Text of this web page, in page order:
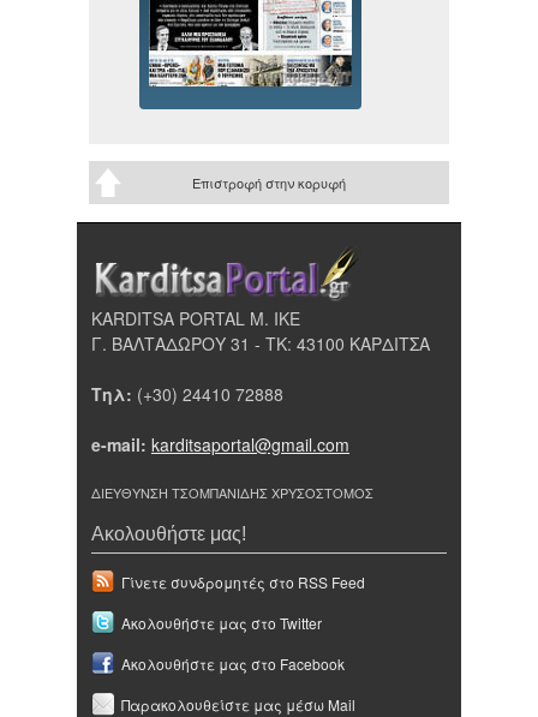
Επιστροφή στην κορυφή
KARDITSA PORTAL Μ. ΙΚΕ
Γ. ΒΑΛΤΑΔΩΡΟΥ 31 - ΤΚ: 43100 ΚΑΡΔΙΤΣΑ
Τηλ: (+30) 24410 72888
e-mail: karditsaportal@gmail.com
ΔΙΕΥΘΥΝΣΗ ΤΣΟΜΠΑΝΙΔΗΣ ΧΡΥΣΟΣΤΟΜΟΣ
Ακολουθήστε μας!
Γίνετε συνδρομητές στο RSS Feed
Ακολουθήστε μας στο Twitter
Ακολουθήστε μας στο Facebook
Παρακολουθείστε μας μέσω Mail